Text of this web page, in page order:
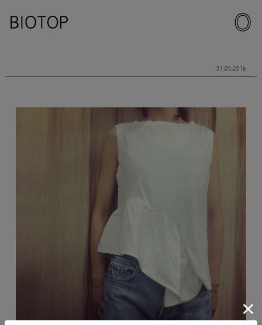
21.05.2016